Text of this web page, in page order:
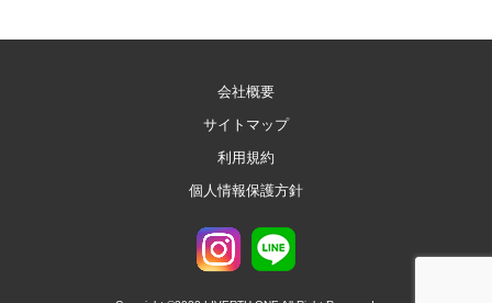
会社概要
サイトマップ
利用規約
個人情報保護方針